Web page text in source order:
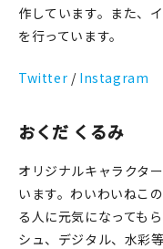
作しています。また、
を行っています。
Twitter / Instagram
おくだ くるみ
オリジナルキャラクタ
います。わいわいねこ
る人に元気になっても
シュ、デジタル、水彩等